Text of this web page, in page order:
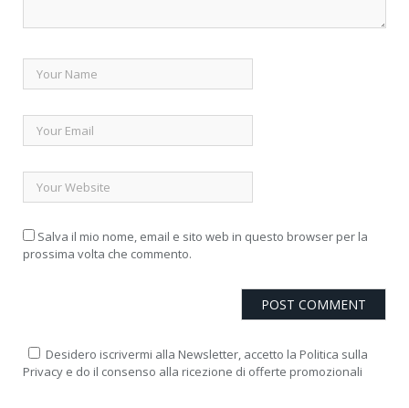
Salva il mio nome, email e sito web in questo browser per la
prossima volta che commento.
Desidero iscrivermi alla Newsletter, accetto la Politica sulla
Privacy e do il consenso alla ricezione di offerte promozionali